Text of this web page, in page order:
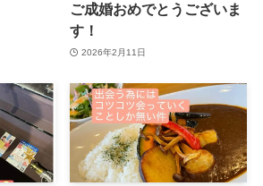
ご成婚おめでとうございま
す！
2026年2月11日